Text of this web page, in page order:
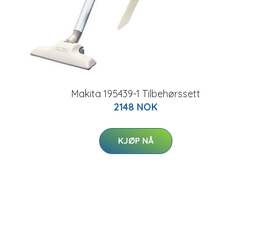
Makita 195439-1 Tilbehørssett
2148 NOK
KJØP NÅ